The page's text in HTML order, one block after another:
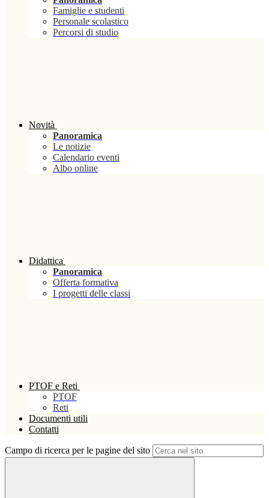
Famiglie e studenti
Personale scolastico
Percorsi di studio
Novità
Panoramica
Le notizie
Calendario eventi
Albo online
Didattica
Panoramica
Offerta formativa
I progetti delle classi
PTOF e Reti
PTOF
Reti
Documenti utili
Contatti
Campo di ricerca per le pagine del sito